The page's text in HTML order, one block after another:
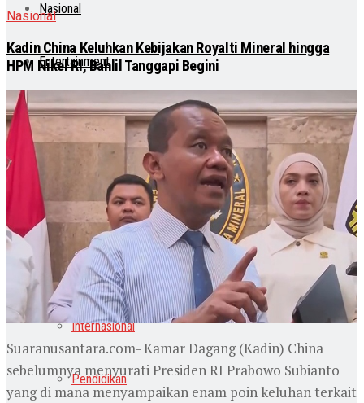
Nasional
Entertainment
Teknologi
Otomotif
Lainnya
Lifestyle
Internasional
Pendidikan
Nasional
Kadin China Keluhkan Kebijakan Royalti Mineral hingga
HPM Nikel RI, Bahlil Tanggapi Begini
Suaranusantara.com- Kamar Dagang (Kadin) China
sebelumnya menyurati Presiden RI Prabowo Subianto
yang di mana menyampaikan enam poin keluhan terkait